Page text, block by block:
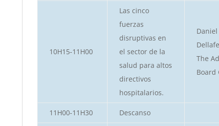
10H15-11H00
Las cinco
fuerzas
disruptivas en
el sector de la
salud para altos
directivos
hospitalarios.
Daniel
The
Board
11H00-11H30 Descanso